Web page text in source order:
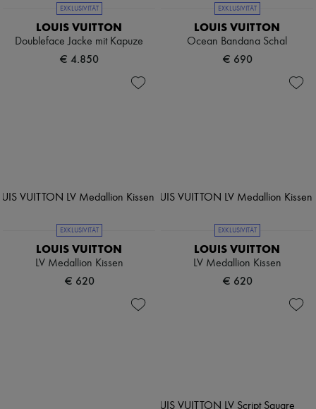
EXKLUSIVITÄT
LOUIS VUITTON
Doubleface Jacke mit Kapuze
€ 4.850
EXKLUSIVITÄT
LOUIS VUITTON
Ocean Bandana Schal
€ 690
EXKLUSIVITÄT
LOUIS VUITTON
LV Medallion Kissen
€ 620
EXKLUSIVITÄT
LOUIS VUITTON
LV Medallion Kissen
€ 620